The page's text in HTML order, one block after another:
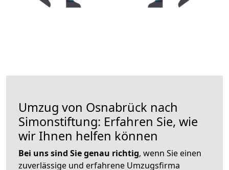
Umzug von Osnabrück nach
Simonstiftung: Erfahren Sie, wie
wir Ihnen helfen können
Bei uns sind Sie genau richtig, wenn Sie einen
zuverlässige und erfahrene Umzugsfirma